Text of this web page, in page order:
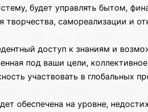
будет управлять бытом,
творчества, самореализации и
доступ к знаниям и
под ваши цели,
участвовать в глобальных
обеспечена на уровне,